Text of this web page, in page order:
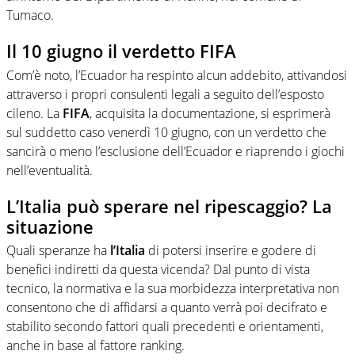
Tumaco.
Il 10 giugno il verdetto FIFA
Com’è noto, l’Ecuador ha respinto alcun addebito, attivandosi
attraverso i propri consulenti legali a seguito dell’esposto
cileno. La FIFA, acquisita la documentazione, si esprimerà
sul suddetto caso venerdì 10 giugno, con un verdetto che
sancirà o meno l’esclusione dell’Ecuador e riaprendo i giochi
nell’eventualità.
L’Italia può sperare nel ripescaggio? La
situazione
Quali speranze ha l’Italia di potersi inserire e godere di
benefici indiretti da questa vicenda? Dal punto di vista
tecnico, la normativa e la sua morbidezza interpretativa non
consentono che di affidarsi a quanto verrà poi decifrato e
stabilito secondo fattori quali precedenti e orientamenti,
anche in base al fattore ranking.